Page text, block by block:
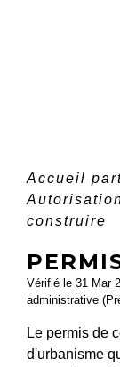
Accueil
construire
Vérifié le 31 Mar
administrative
Le permis de
d'urbanisme